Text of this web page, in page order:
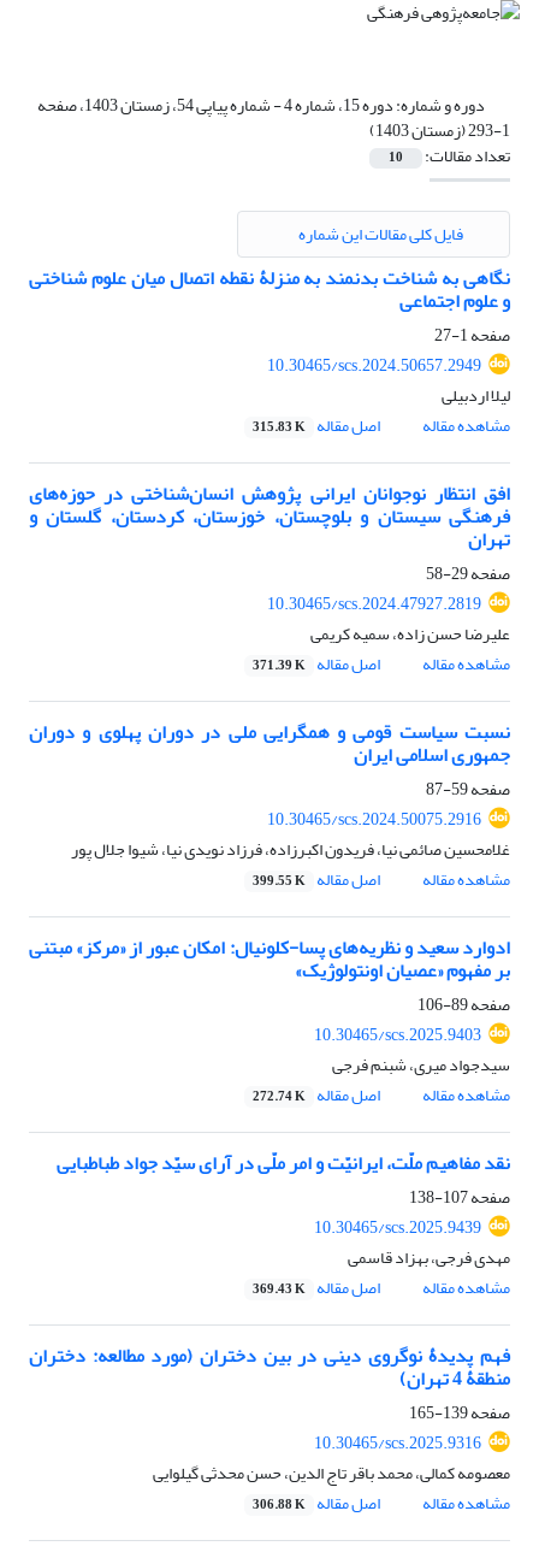
دوره و شماره: دوره 15، شماره 4 - شماره پیاپی 54، زمستان 1403، صفحه
1-293 (زمستان 1403)
تعداد مقالات: 10
فایل کلی مقالات این شماره
نگاهی به شناخت بدنمند به منزلۀ نقطه اتصال میان علوم شناختی
و علوم اجتماعی
صفحه1-27
10.30465/scs.2024.50657.2949
لیلا اردبیلی
مشاهده مقاله
اصل مقاله 315.83 K
افق انتظار نوجوانان ایرانی پژوهش انسان‌شناختی در حوزه‌های
فرهنگی سیستان و بلوچستان، خوزستان، کردستان، گلستان و
تهران
صفحه29-58
10.30465/scs.2024.47927.2819
علیرضا حسن زاده، سمیه کریمی
مشاهده مقاله
اصل مقاله 371.39 K
نسبت سیاست قومی و همگرایی ملی در دوران پهلوی و دوران
جمهوری اسلامی ایران
صفحه59-87
10.30465/scs.2024.50075.2916
غلامحسین صائمی نیا، فریدون اکبرزاده، فرزاد نویدی نیا، شیوا جلال پور
مشاهده مقاله
اصل مقاله 399.55 K
ادوارد سعید و نظریه‌های پسا-کلونیال: امکان عبور از «مرکز» مبتنی
بر مفهوم «عصیان اونتولوژیک»
صفحه89-106
10.30465/scs.2025.9403
سیدجواد میری، شبنم فرجی
مشاهده مقاله
اصل مقاله 272.74 K
نقد مفاهیم ملّت، ایرانیّت و امر ملّی در آرای سیّد جواد طباطبایی
صفحه107-138
10.30465/scs.2025.9439
مهدی فرجی، بهزاد قاسمی
مشاهده مقاله
اصل مقاله 369.43 K
فهم پدیدۀ نوگروی دینی در بین دختران (مورد مطالعه: دختران
منطقۀ 4 تهران)
صفحه139-165
10.30465/scs.2025.9316
معصومه کمالی، محمد باقر تاج الدین، حسن محدثی گیلوایی
مشاهده مقاله
اصل مقاله 306.88 K